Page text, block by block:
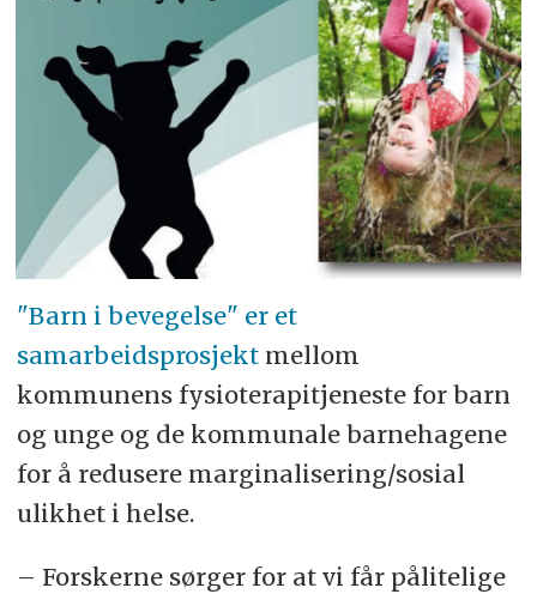
"Barn i bevegelse" er et
samarbeidsprosjektmellom
kommunens fysioterapitjeneste for barn
og unge og de kommunale barnehagene
for å redusere marginalisering/sosial
ulikhet i helse.
– Forskerne sørger for at vi får pålitelige